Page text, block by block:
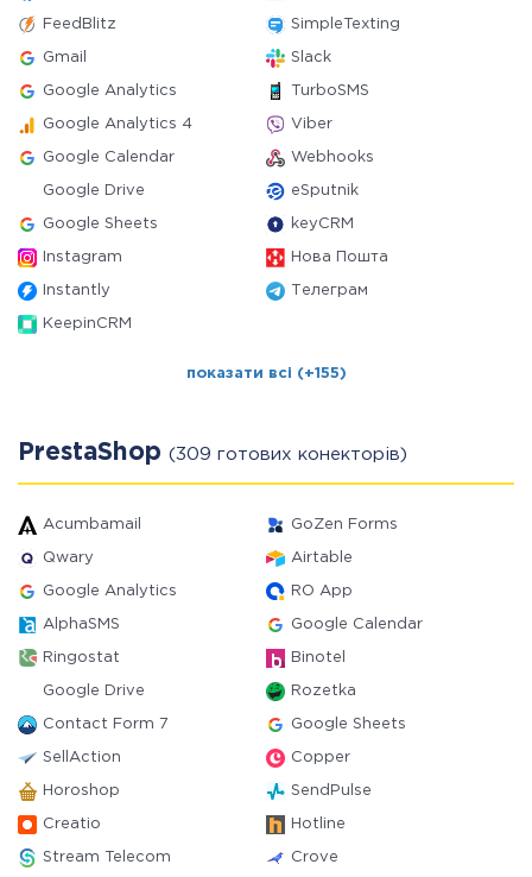
FeedBlitz SimpleTexting
Gmail Slack
Google Analytics TurboSMS
Google Analytics 4 Viber
Google Calendar Webhooks
Google Drive eSputnik
Google Sheets keyCRM
Instagram Нова Пошта
Instantly Телеграм
KeepinCRM
показати всі (+155)
PrestaShop (309 готових конекторів)
Acumbamail GoZen Forms
Qwary Airtable
Google Analytics RO App
AlphaSMS Google Calendar
Ringostat Binotel
Google Drive Rozetka
Contact Form 7 Google Sheets
SellAction Copper
Horoshop SendPulse
Creatio Hotline
Stream Telecom Crove